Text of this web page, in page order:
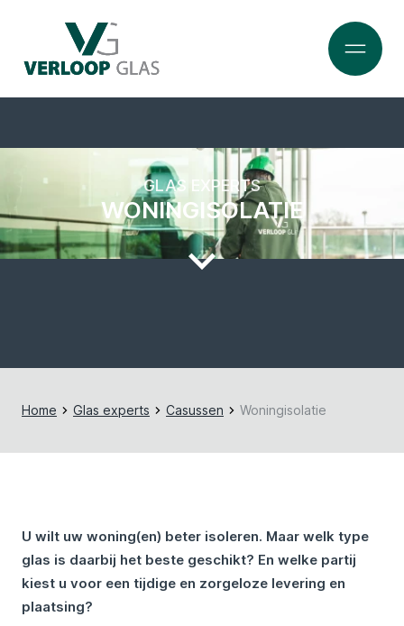
GLAS EXPERTS
WONINGISOLATIE
Home Glas experts Casussen Woningisolatie
U wilt uw woning(en) beter isoleren. Maar welk type
glas is daarbij het beste geschikt? En welke partij
kiest u voor een tijdige en zorgeloze levering en
plaatsing?